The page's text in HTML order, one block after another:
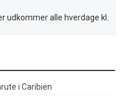
udkommer alle hverdage kl.
i Caribien